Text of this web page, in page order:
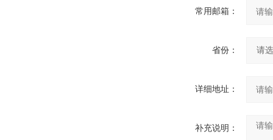
常用邮箱：
省份：
详细地址：
补充说明：